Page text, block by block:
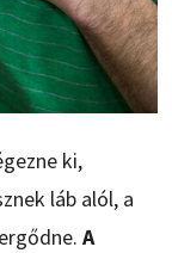
ki,
láb alól, a
A